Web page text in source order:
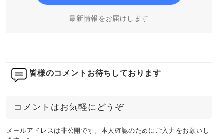
最新情報をお届けします
皆様のコメントお待ちしております
コメントはお気軽にどうぞ
メールアドレスは非公開です。本人確認のためにご入力をお願いし